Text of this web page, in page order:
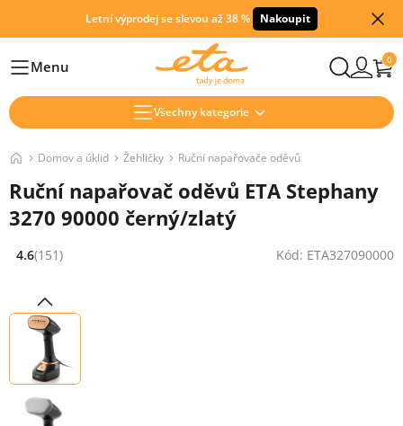
Letní výprodej se slevou až 38 % Nakoupit
HlavníMenu 0
Všechny kategorie
Domov a úklid Žehličky Ruční napařovače oděvů
Ruční napařovač oděvů ETA Stephany
3270 90000 černý/zlatý
Hodnocení: 4.6 z 5 (151 recenzí)
4.6(151) Kód: ETA327090000